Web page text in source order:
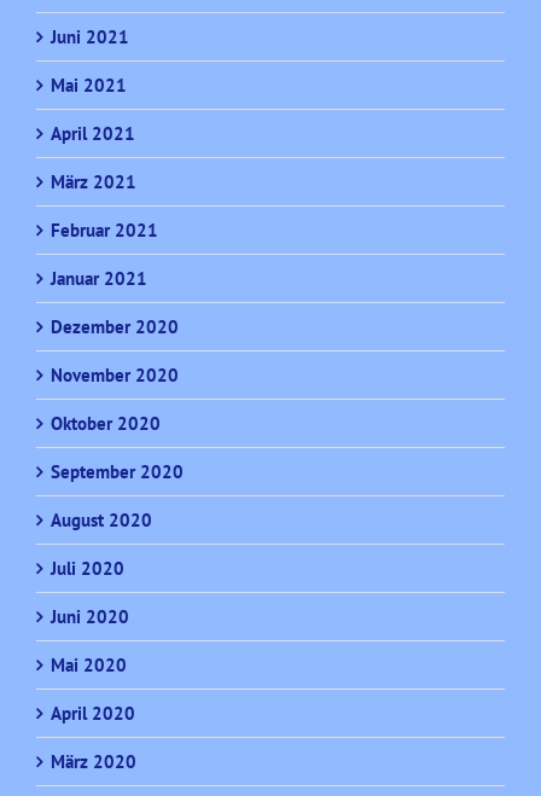
Juni 2021
Mai 2021
April 2021
März 2021
Februar 2021
Januar 2021
Dezember 2020
November 2020
Oktober 2020
September 2020
August 2020
Juli 2020
Juni 2020
Mai 2020
April 2020
März 2020